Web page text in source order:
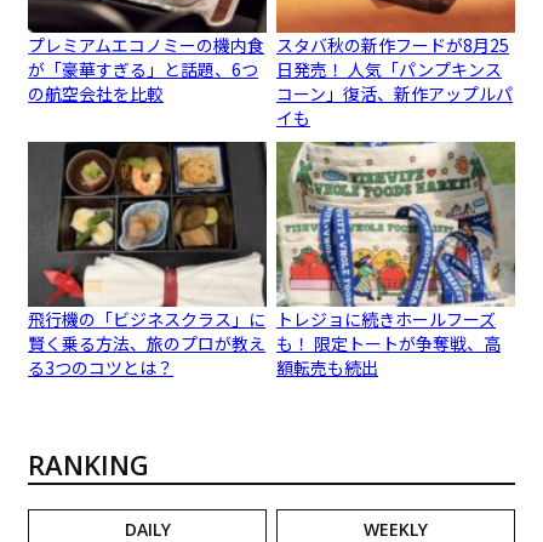
プレミアムエコノミーの機内食
が「豪華すぎる」と話題、6つ
の航空会社を比較
スタバ秋の新作フードが8月25
日発売！ 人気「パンプキンス
コーン」復活、新作アップルパ
イも
飛行機の「ビジネスクラス」に
賢く乗る方法、旅のプロが教え
る3つのコツとは？
トレジョに続きホールフーズ
も！ 限定トートが争奪戦、高
額転売も続出
RANKING
DAILY WEEKLY